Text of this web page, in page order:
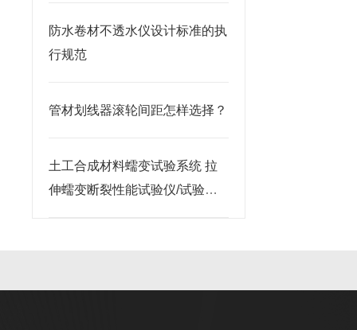
防水卷材不透水仪设计标准的执
行规范
管材划线器滚轮间距怎样选择？
土工合成材料蠕变试验系统 拉
伸蠕变断裂性能试验仪/试验参